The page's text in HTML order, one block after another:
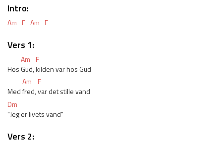
Intro:
Am F Am F
Vers 1:
Am
F
Hos Gud, kilden var hos Gud
Am
F
Med fred, var det stille vand
Dm
"Jeg er livets vand"
Vers 2: